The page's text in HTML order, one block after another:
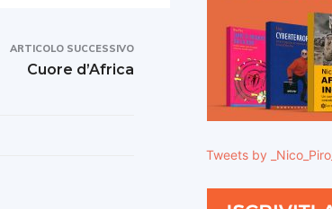
ARTICOLO SUCCESSIVO
Cuore d’Africa
Tweets by _Nico_Piro_